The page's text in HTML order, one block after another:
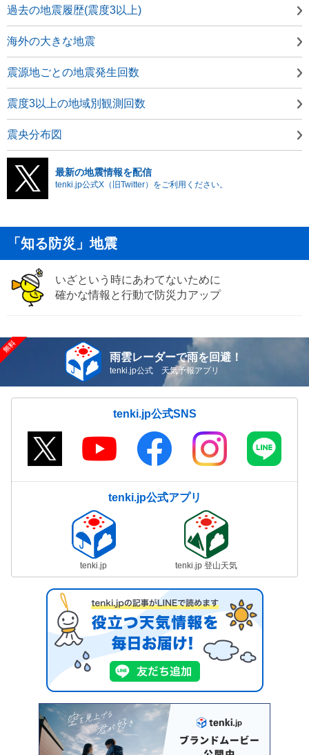
過去の地震履歴(震度3以上)
海外の大きな地震
震源地ごとの地震発生回数
震度3以上の地域別観測回数
震央分布図
最新の地震情報を配信
tenki.jp公式X（旧Twitter）をご利用ください。
「知る防災」地震
いざという時にあわてないために
確かな情報と行動で防災力アップ
雨雲レーダーで雨を回避！
tenki.jp公式 天気予報アプリ
tenki.jp公式SNS
tenki.jp公式アプリ
tenki.jp tenki.jp 登山天気